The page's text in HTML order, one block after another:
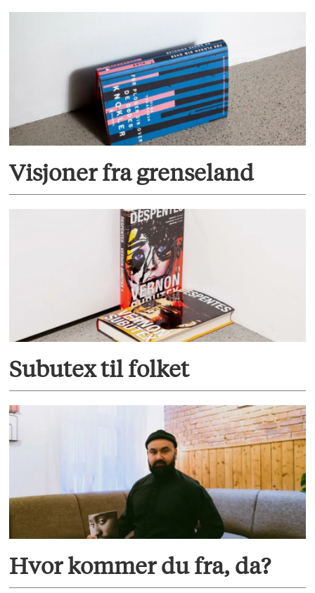
Visjoner fra grenseland
Subutex til folket
Hvor kommer du fra, da?